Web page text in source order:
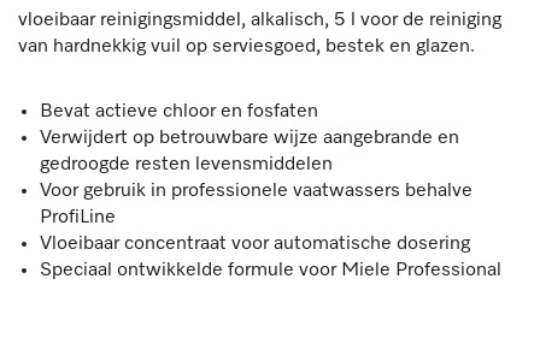
vloeibaar reinigingsmiddel, alkalisch, 5 l voor de reiniging
van hardnekkig vuil op serviesgoed, bestek en glazen.
Bevat actieve chloor en fosfaten
Verwijdert op betrouwbare wijze aangebrande en
gedroogde resten levensmiddelen
Voor gebruik in professionele vaatwassers behalve
ProfiLine
Vloeibaar concentraat voor automatische dosering
Speciaal ontwikkelde formule voor Miele Professional